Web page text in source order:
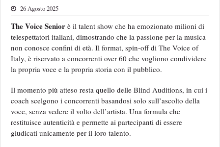
26 Agosto 2025
The Voice Senior è il talent show che ha emozionato milioni di
telespettatori italiani, dimostrando che la passione per la musica
non conosce confini di età. Il format, spin-off di The Voice of
Italy, è riservato a concorrenti over 60 che vogliono condividere
la propria voce e la propria storia con il pubblico.
Il momento più atteso resta quello delle Blind Auditions, in cui i
coach scelgono i concorrenti basandosi solo sull’ascolto della
voce, senza vedere il volto dell’artista. Una formula che
restituisce autenticità e permette ai partecipanti di essere
giudicati unicamente per il loro talento.